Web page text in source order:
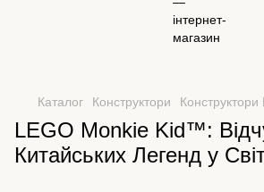
Каталог Конструктори Конструктори
LEGO Monkie Kid™:
Китайських Легенд у